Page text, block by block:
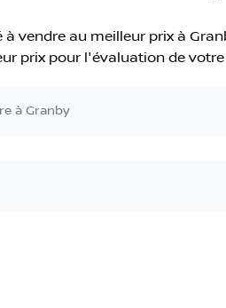
à vendre au meilleur prix à
prix pour l'évaluation de
à Granby